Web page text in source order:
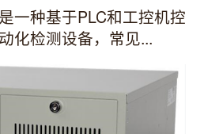
一种基于PLC和工控机控
化检测设备，常见...